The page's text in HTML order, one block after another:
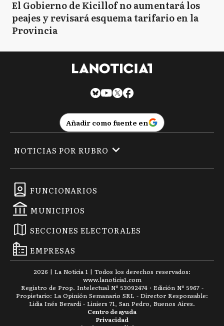
El Gobierno de Kicillof no aumentará los
peajes y revisará esquema tarifario en la
Provincia
Añadir como fuente en
FUNCIONARIOS
MUNICIPIOS
SECCIONES ELECTORALES
EMPRESAS
NOTICIAS POR RUBRO
2026 | La Noticia 1 | Todos los derechos reservados:
www.lanoticia1.com
Registro de Prop. Intelectual Nº 53092474 · Edición Nº 5967 -
Propietario: La Opinión Semanario SRL - Director Responsable:
Lidia Inés Berardi - Liniers 71, San Pedro, Buenos Aires.
Privacidad
Centro de ayuda